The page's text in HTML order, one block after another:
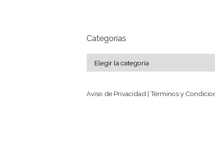
Categorías
Aviso de Privacidad | Términos y